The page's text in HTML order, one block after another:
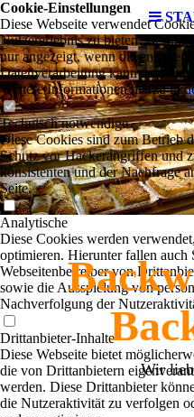
Wir
Cookie-Einstellungen
Diese Webseite verwendet
Nutzererlebnis zu bieten.
nur angezeigt, wenn die
Datenverarbeitung kann dann
Weitere Informationen hierzu in
Technisch notwendige
Diese Cookies sind zum Betrieb
Schutz vor Hackerangriffen und
konsistenten und der Nachfrage
Seite.
Analytische
Diese Cookies werden
optimieren. Hierunter fallen auch
Webseitenbetreiber von
sowie die Ausspielung von
Nachverfolgung der
Drittanbieter-Inhalte
Diese Webseite bietet
die von Drittanbietern
werden. Diese Drittanbieter
die Nutzeraktivität zu verfolgen